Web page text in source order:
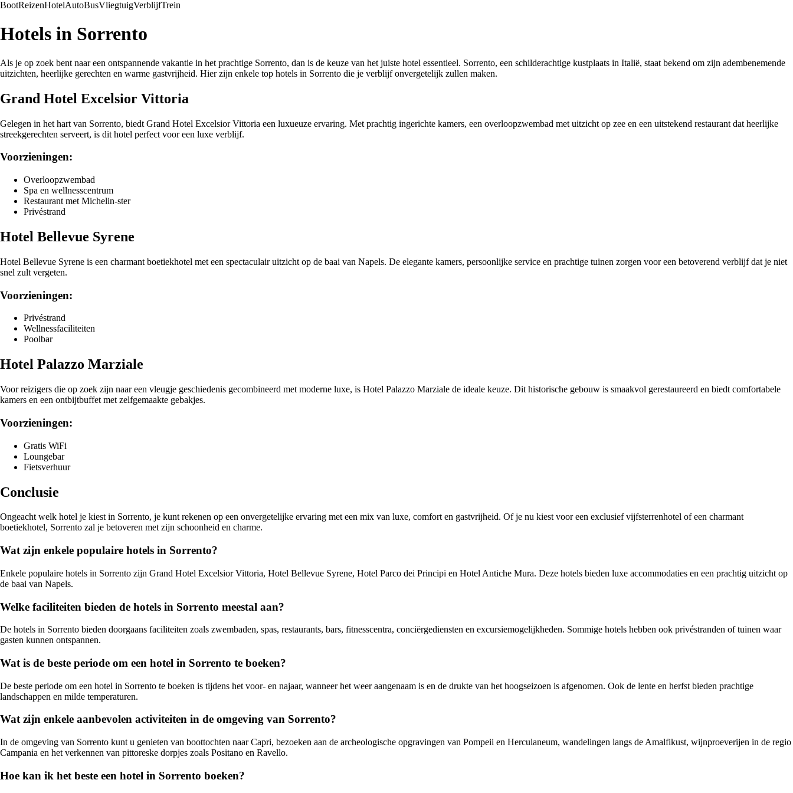
BootReizenHotelAutoBusVliegtuigVerblijfTrein
Hotels in Sorrento
Als je op zoek bent naar een ontspannende vakantie in het prachtige Sorrento, dan is de keuze van het juiste hotel essentieel. Sorrento, een schilderachtige kustplaats in Italië, staat bekend om zijn adembenemende
uitzichten, heerlijke gerechten en warme gastvrijheid. Hier zijn enkele top hotels in Sorrento die je verblijf onvergetelijk zullen maken.
Grand Hotel Excelsior Vittoria
Gelegen in het hart van Sorrento, biedt Grand Hotel Excelsior Vittoria een luxueuze ervaring. Met prachtig ingerichte kamers, een overloopzwembad met uitzicht op zee en een uitstekend restaurant dat heerlijke
streekgerechten serveert, is dit hotel perfect voor een luxe verblijf.
Voorzieningen:
Overloopzwembad
Spa en wellnesscentrum
Restaurant met Michelin-ster
Privéstrand
Hotel Bellevue Syrene
Hotel Bellevue Syrene is een charmant boetiekhotel met een spectaculair uitzicht op de baai van Napels. De elegante kamers, persoonlijke service en prachtige tuinen zorgen voor een betoverend verblijf dat je niet
snel zult vergeten.
Voorzieningen:
Privéstrand
Wellnessfaciliteiten
Poolbar
Hotel Palazzo Marziale
Voor reizigers die op zoek zijn naar een vleugje geschiedenis gecombineerd met moderne luxe, is Hotel Palazzo Marziale de ideale keuze. Dit historische gebouw is smaakvol gerestaureerd en biedt comfortabele
kamers en een ontbijtbuffet met zelfgemaakte gebakjes.
Voorzieningen:
Gratis WiFi
Loungebar
Fietsverhuur
Conclusie
Ongeacht welk hotel je kiest in Sorrento, je kunt rekenen op een onvergetelijke ervaring met een mix van luxe, comfort en gastvrijheid. Of je nu kiest voor een exclusief vijfsterrenhotel of een charmant
boetiekhotel, Sorrento zal je betoveren met zijn schoonheid en charme.
Wat zijn enkele populaire hotels in Sorrento?
Enkele populaire hotels in Sorrento zijn Grand Hotel Excelsior Vittoria, Hotel Bellevue Syrene, Hotel Parco dei Principi en Hotel Antiche Mura. Deze hotels bieden luxe accommodaties en een prachtig uitzicht op
de baai van Napels.
Welke faciliteiten bieden de hotels in Sorrento meestal aan?
De hotels in Sorrento bieden doorgaans faciliteiten zoals zwembaden, spas, restaurants, bars, fitnesscentra, conciërgediensten en excursiemogelijkheden. Sommige hotels hebben ook privéstranden of tuinen waar
gasten kunnen ontspannen.
Wat is de beste periode om een hotel in Sorrento te boeken?
De beste periode om een hotel in Sorrento te boeken is tijdens het voor- en najaar, wanneer het weer aangenaam is en de drukte van het hoogseizoen is afgenomen. Ook de lente en herfst bieden prachtige
landschappen en milde temperaturen.
Wat zijn enkele aanbevolen activiteiten in de omgeving van Sorrento?
In de omgeving van Sorrento kunt u genieten van boottochten naar Capri, bezoeken aan de archeologische opgravingen van Pompeii en Herculaneum, wandelingen langs de Amalfikust, wijnproeverijen in de regio
Campania en het verkennen van pittoreske dorpjes zoals Positano en Ravello.
Hoe kan ik het beste een hotel in Sorrento boeken?